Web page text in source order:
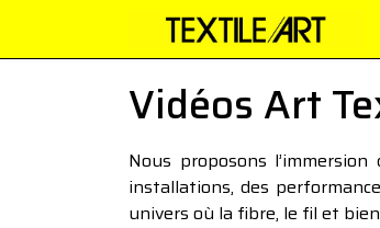
Vidéos Art
Nous proposons
installations, des
univers où la fibre, le fil et